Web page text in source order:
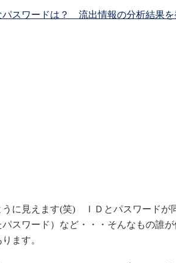
パスワードは？ 流出情報の分析結果を
うに見えます(笑) ＩＤとパスワードが
スワード）など・・・そんなもの誰が
ます。